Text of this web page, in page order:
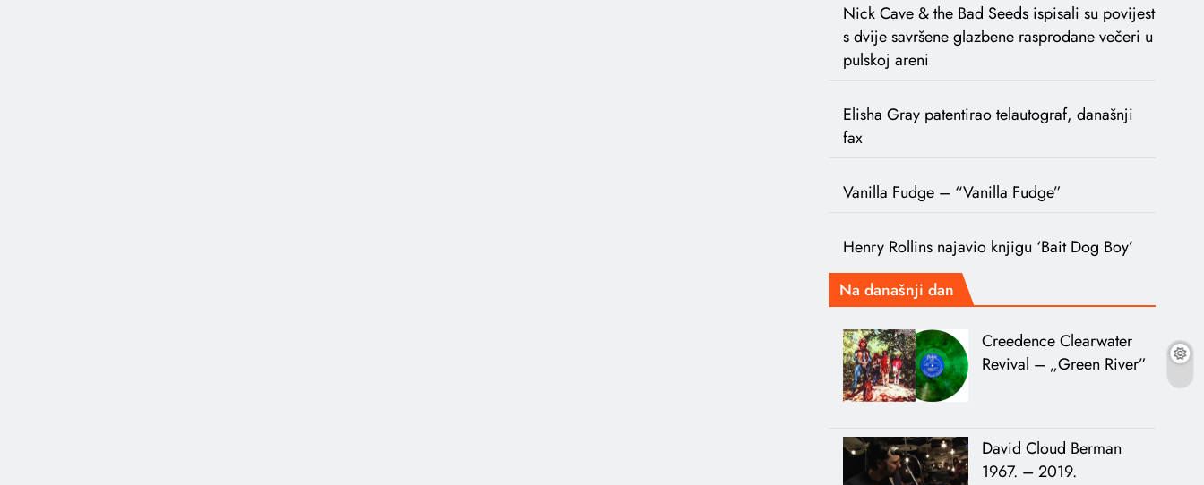
Nick Cave & the Bad Seeds ispisali su povijest
s dvije savršene glazbene rasprodane večeri u
pulskoj areni
Elisha Gray patentirao telautograf, današnji
fax
Vanilla Fudge – “Vanilla Fudge”
Henry Rollins najavio knjigu ‘Bait Dog Boy’
Na današnji dan
Creedence Clearwater
Revival – „Green River”
David Cloud Berman
1967. – 2019.